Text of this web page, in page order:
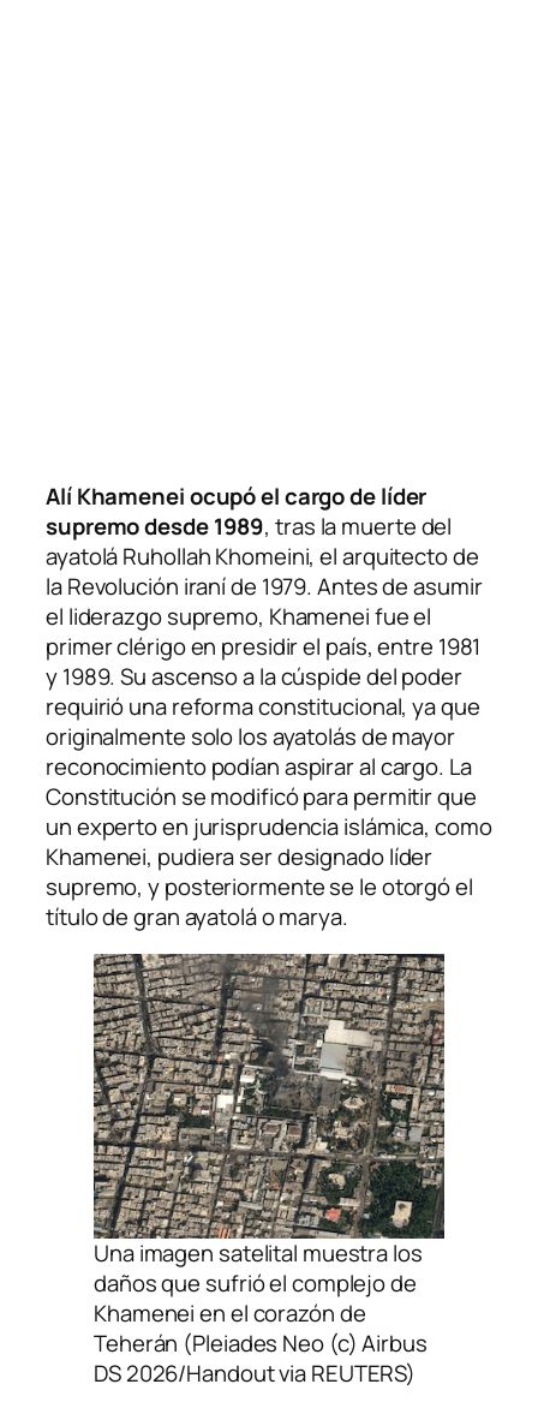
Alí Khamenei ocupó el cargo de líder
supremo desde 1989, tras la muerte del
ayatolá Ruhollah Khomeini, el arquitecto de
la Revolución iraní de 1979. Antes de asumir
el liderazgo supremo, Khamenei fue el
primer clérigo en presidir el país, entre 1981
y 1989. Su ascenso a la cúspide del poder
requirió una reforma constitucional, ya que
originalmente solo los ayatolás de mayor
reconocimiento podían aspirar al cargo. La
Constitución se modificó para permitir que
un experto en jurisprudencia islámica, como
Khamenei, pudiera ser designado líder
supremo, y posteriormente se le otorgó el
título de gran ayatolá o marya.
Una imagen satelital muestra los
daños que sufrió el complejo de
Khamenei en el corazón de
Teherán (Pleiades Neo (c) Airbus
DS 2026/Handout via REUTERS)